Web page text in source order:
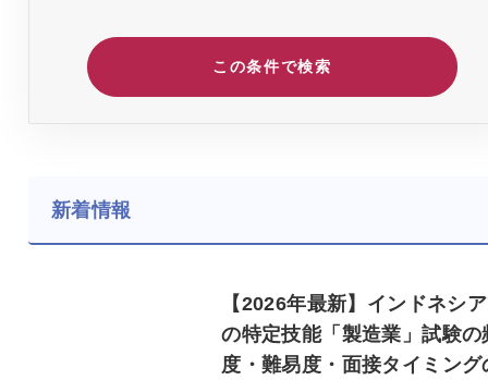
この条件で検索
新着情報
【2026年最新】インドネシ
の特定技能「製造業」試験の
度・難易度・面接タイミング